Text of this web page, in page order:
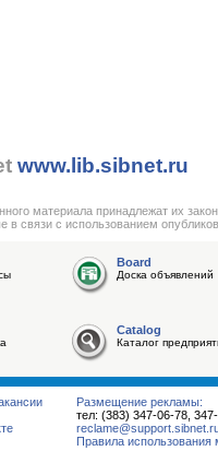
www.lib.sibnet.ru
материала принадлежат их
связи с использованием
Board
Доска объявлений
Catalog
Каталог
Размещение рекламы:
тел: (383) 347-06-78,
Правила использования